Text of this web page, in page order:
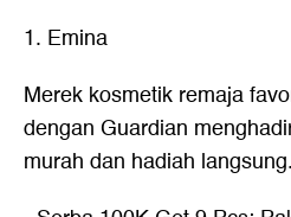
1. Emina
Merek kosmetik remaja
dengan Guardian
murah dan hadiah